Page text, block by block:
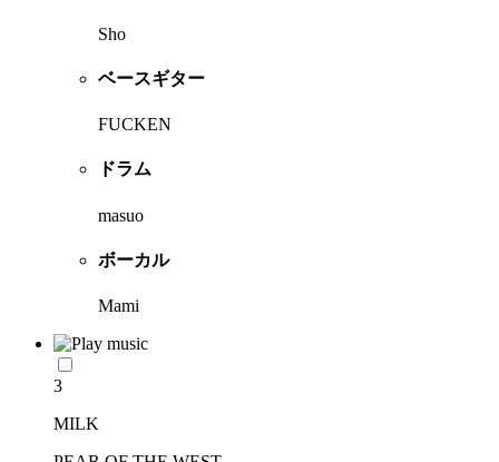
Sho
ベースギター
FUCKEN
ドラム
masuo
ボーカル
Mami
3
MILK